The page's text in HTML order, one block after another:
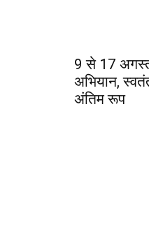
9 से 17 अगस्त
अभियान,
अंतिम रूप